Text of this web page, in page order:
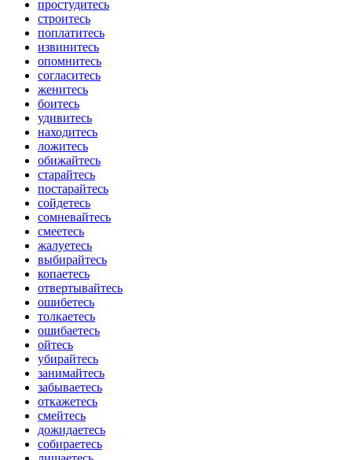
простудитесь
строитесь
поплатитесь
извинитесь
опомнитесь
согласитесь
женитесь
боитесь
удивитесь
находитесь
ложитесь
обижайтесь
старайтесь
постарайтесь
сойдетесь
сомневайтесь
смеетесь
жалуетесь
выбирайтесь
копаетесь
отвертывайтесь
ошибетесь
толкаетесь
ошибаетесь
ойтесь
убирайтесь
занимайтесь
забываетесь
откажетесь
смейтесь
дожидаетесь
собираетесь